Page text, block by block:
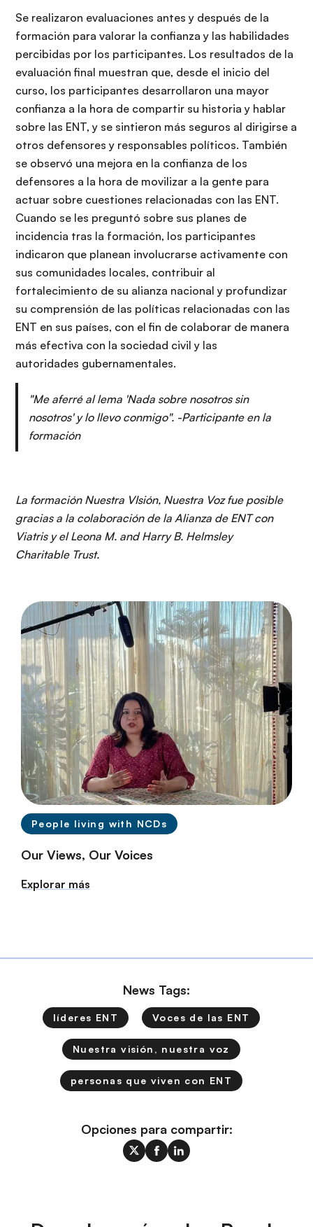
Se realizaron evaluaciones antes y después de la
formación para valorar la confianza y las habilidades
percibidas por los participantes. Los resultados de la
evaluación final muestran que, desde el inicio del
curso, los participantes desarrollaron una mayor
confianza a la hora de compartir su historia y hablar
sobre las ENT, y se sintieron más seguros al dirigirse a
otros defensores y responsables políticos. También
se observó una mejora en la confianza de los
defensores a la hora de movilizar a la gente para
actuar sobre cuestiones relacionadas con las ENT.
Cuando se les preguntó sobre sus planes de
incidencia tras la formación, los participantes
indicaron que planean involucrarse activamente con
sus comunidades locales, contribuir al
fortalecimiento de su alianza nacional y profundizar
su comprensión de las políticas relacionadas con las
ENT en sus países, con el fin de colaborar de manera
más efectiva con la sociedad civil y las
autoridades gubernamentales.
"Me aferré al lema 'Nada sobre nosotros sin
nosotros' y lo llevo conmigo". -Participante en la
formación
La formación Nuestra VIsión, Nuestra Voz fue posible
gracias a la colaboración de la Alianza de ENT con
Viatris y el Leona M. and Harry B. Helmsley
Charitable Trust.
People living with NCDs
Our Views, Our Voices
Explorar más
News Tags:
líderes ENT Voces de las ENT
Nuestra visión, nuestra voz
personas que viven con ENT
Opciones para compartir: